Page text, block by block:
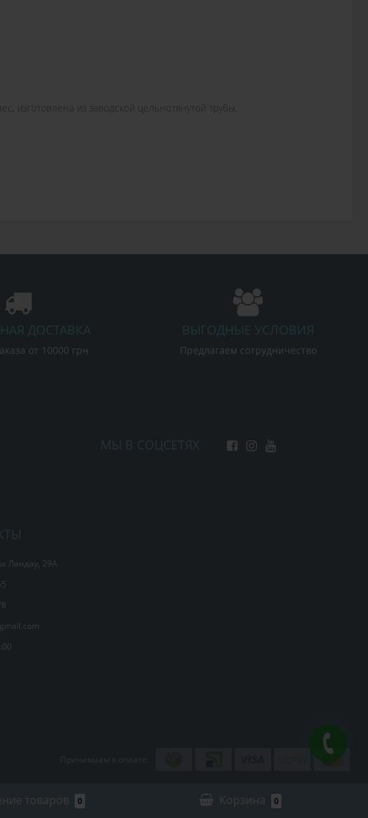
изготовлена из заводской цельнотянутой трубы.
ДОСТАВКА
от 10000 грн
ВЫГОДНЫЕ УСЛОВИЯ
Предлагаем сотрудничество
МЫ В СОЦСЕТЯХ
Ландау, 29А
Принимаем к оплате:
товаров 0 Корзина 0